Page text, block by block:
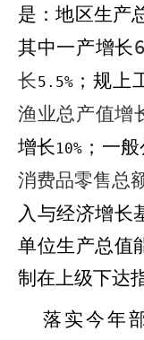
是：地区生产
其中一产增长6
长 5.5% ；规上
渔业总产值增
增长10% ；一
消费品零售总
入与经济增长
单位生产总值
制在上级下达
落实今年